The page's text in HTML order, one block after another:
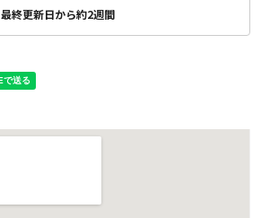
最終更新日から約2週間